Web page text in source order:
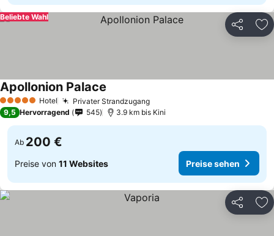
Teilen
Beliebte Wahl
5 Sterne Hotel Privater Strandzugang
Apollonion Palace
9,5 Hervorragend 545 3.9 km bis Kini
Ab 200 €
Preise von 11 Websites Preise sehen
Teilen